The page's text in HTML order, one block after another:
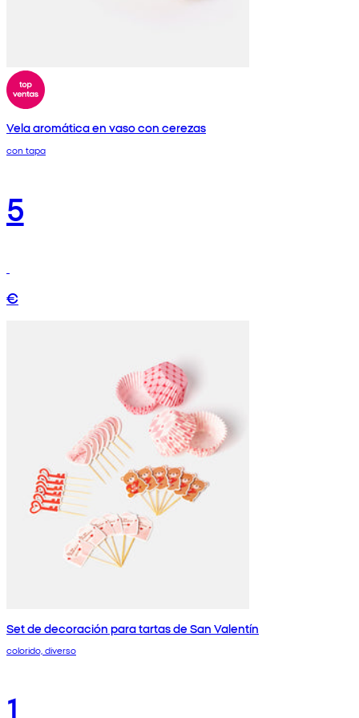
Vela aromática en vaso con cerezas
con tapa
5
€
Set de decoración para tartas de San Valentín
colorido, diverso
1